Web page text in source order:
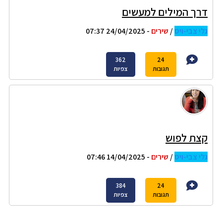
דרך המילים למעשים
גלי צבי-ויס/ שירים - 24/04/2025 07:37
24
תגובות
362
צפיות
קצת לפוש
גלי צבי-ויס/ שירים - 14/04/2025 07:46
24
תגובות
384
צפיות